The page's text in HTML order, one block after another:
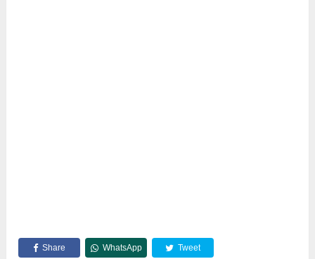
Share WhatsApp Tweet